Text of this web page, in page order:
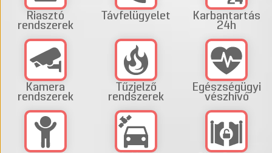
Riasztó
rendszerek
Távfelügyelet
Karbantartás
24h
Kamera
rendszerek
Tűzjelző
rendszerek
Egészségügyi
vészhívó